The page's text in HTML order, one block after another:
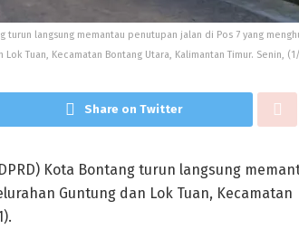
turun langsung memantau penutupan jalan di Pos 7 yang
Lok Tuan, Kecamatan Bontang Utara, Kalimantan Timur. Senin,
Share on Twitter
Kota Bontang turun langsung
Guntung dan Lok Tuan, Kecamatan